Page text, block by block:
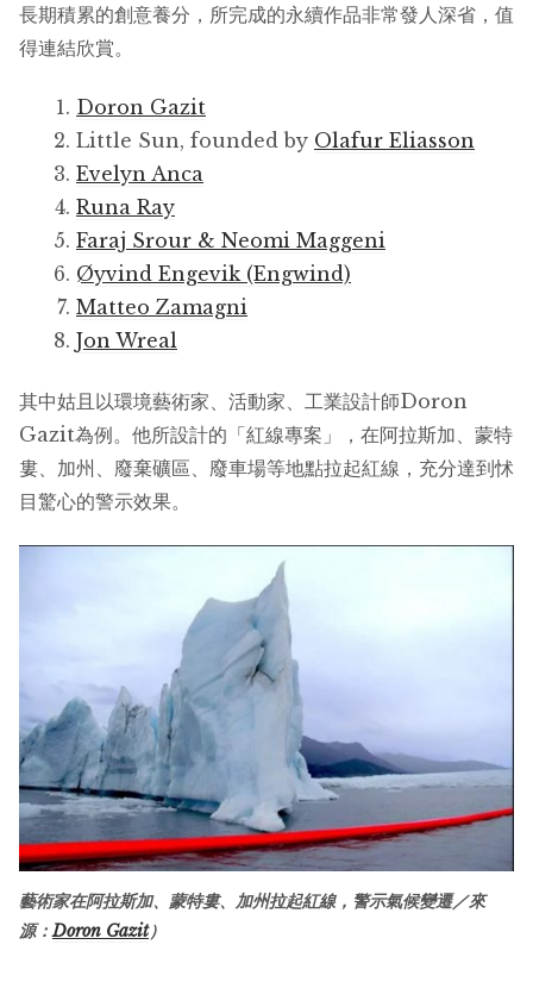
長期積累的創意養分，所完成的永續作品非常發人深省，值
得連結欣賞。
Doron Gazit
Little Sun, founded by Olafur Eliasson
Evelyn Anca
Runa Ray
Faraj Srour & Neomi Maggeni
Øyvind Engevik (Engwind)
Matteo Zamagni
Jon Wreal
其中姑且以環境藝術家、活動家、工業設計師Doron
Gazit為例。他所設計的「紅線專案」，在阿拉斯加、蒙特
婁、加州、廢棄礦區、廢車場等地點拉起紅線，充分達到怵
目驚心的警示效果。
藝術家在阿拉斯加、蒙特婁、加州拉起紅線，警示氣候變遷／來
源：Doron Gazit）